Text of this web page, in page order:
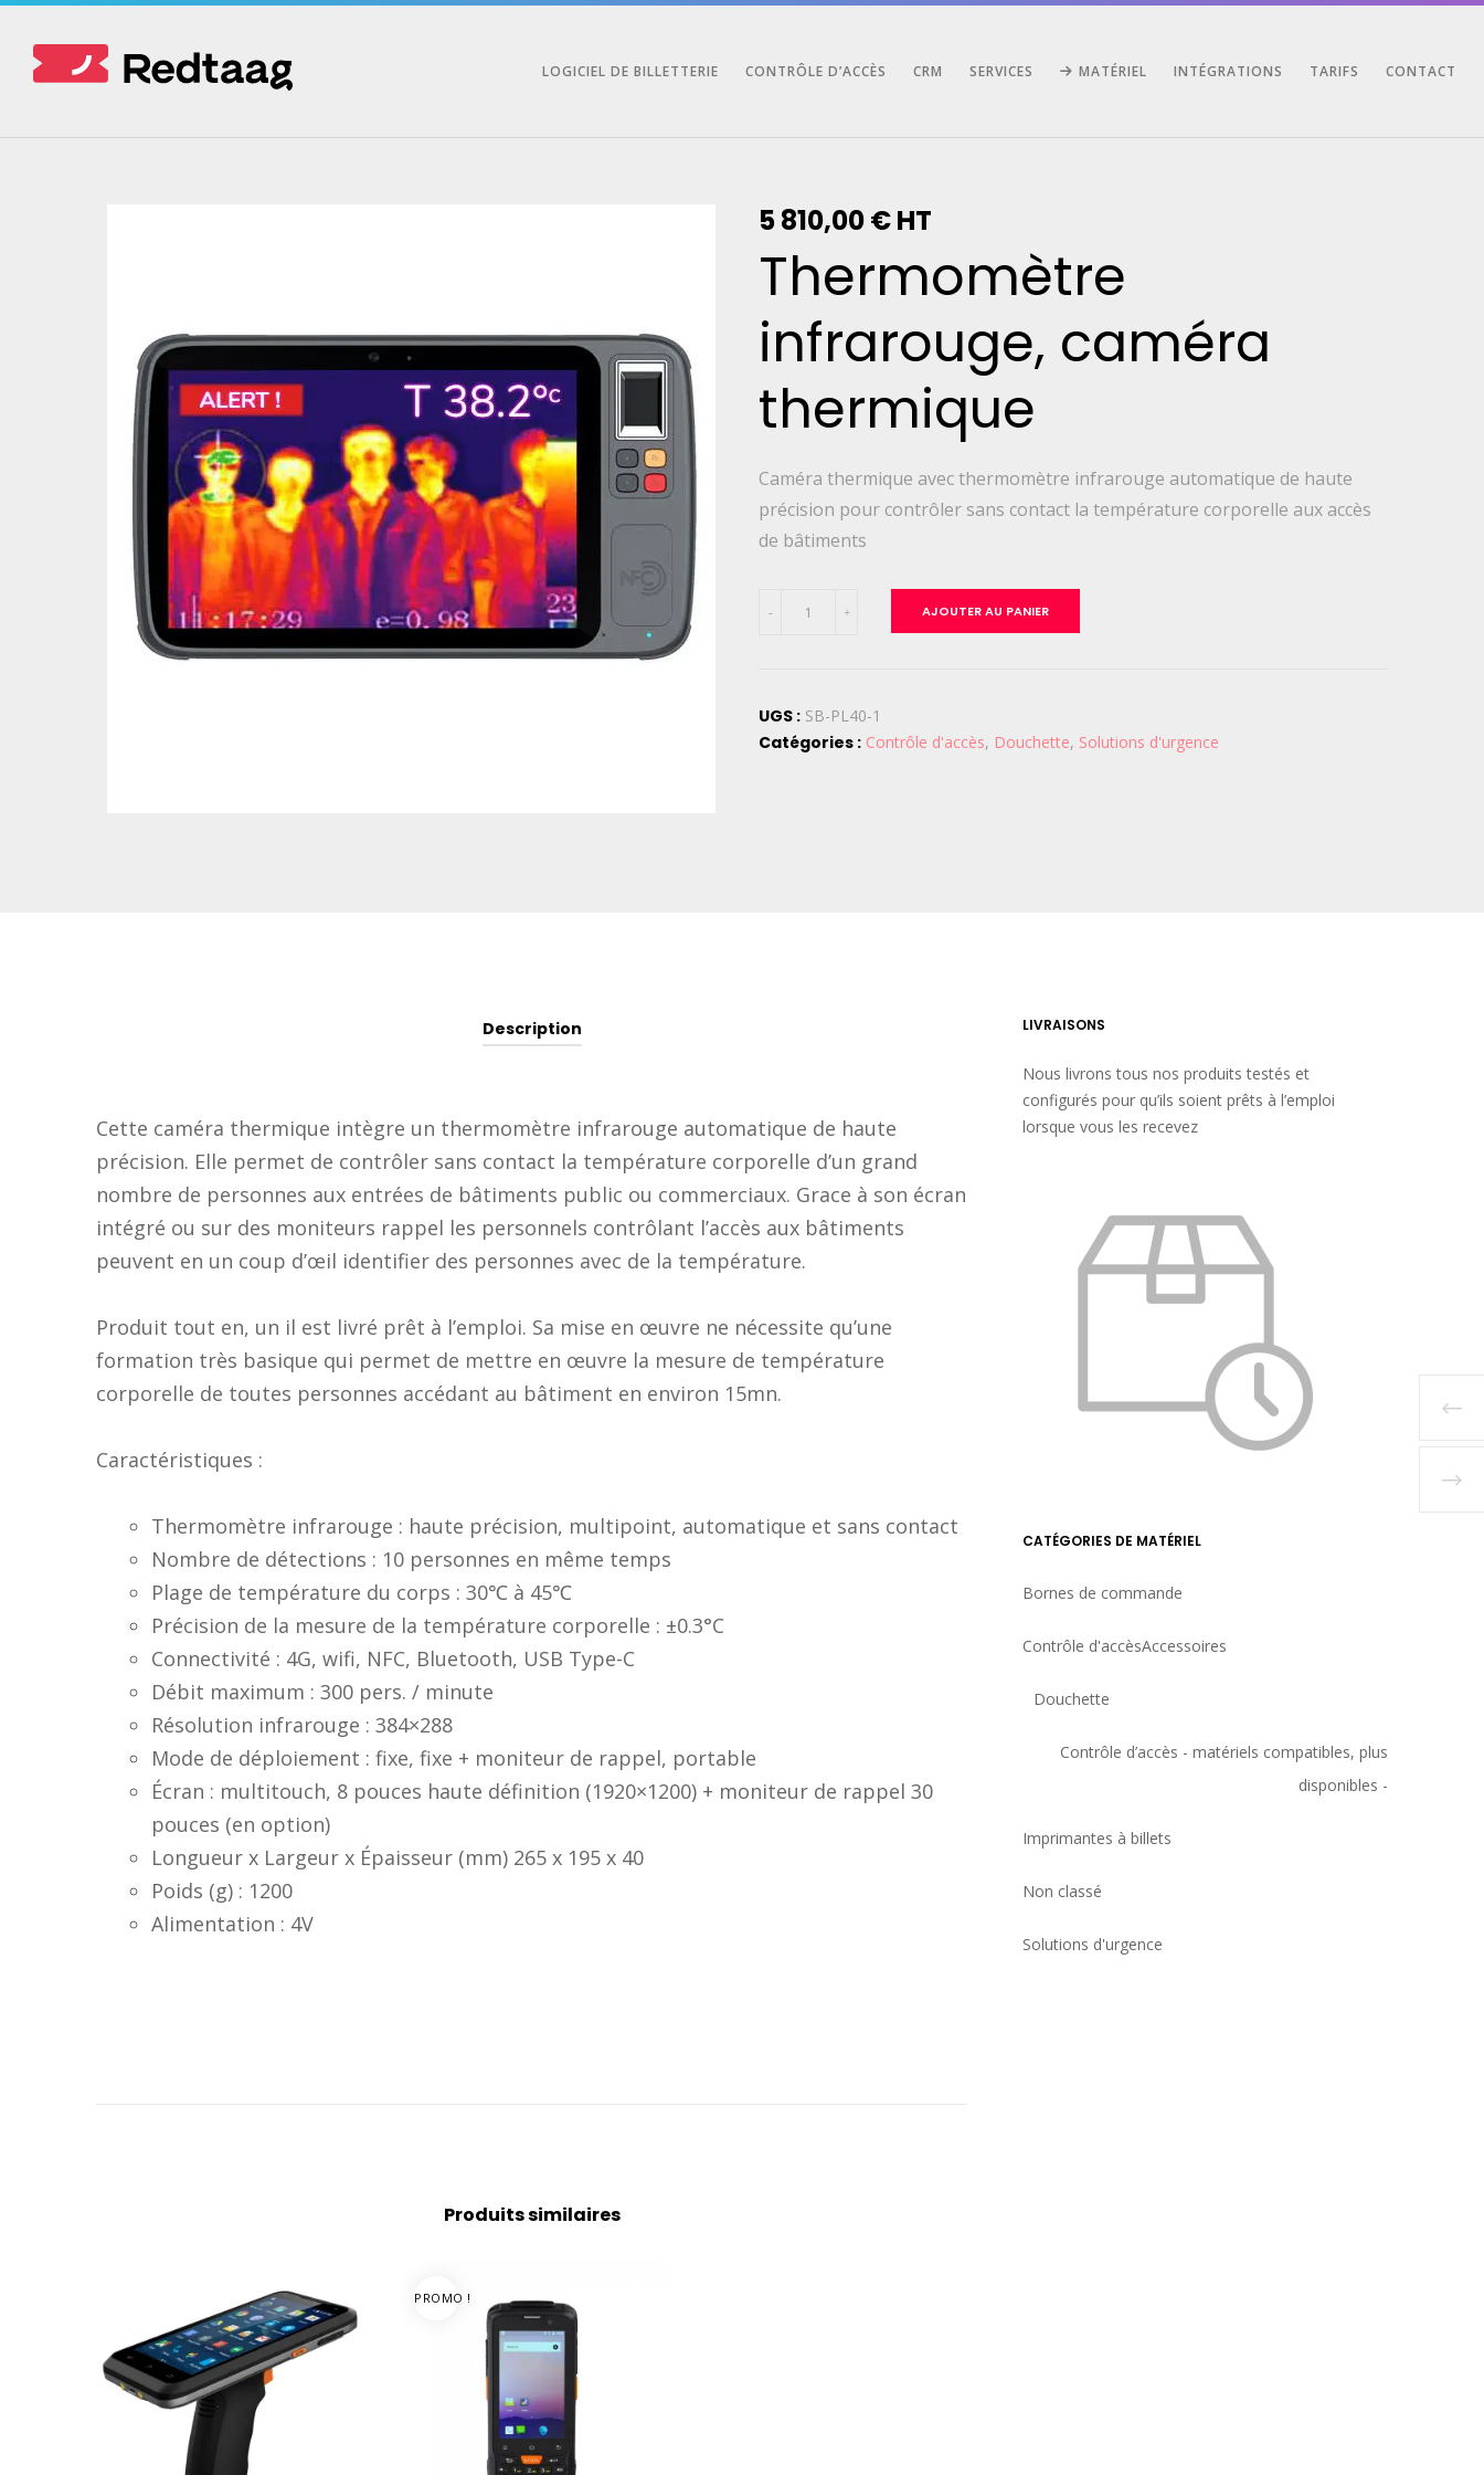
LOGICIEL DE BILLETTERIE CONTRÔLE D’ACCÈS CRM SERVICES MATÉRIEL INTÉGRATIONS TARIFS CONTACT
5 810,00€HT
Thermomètre
infrarouge, caméra
thermique
Caméra thermique avec thermomètre infrarouge automatique de haute
précision pour contrôler sans contact la température corporelle aux accès
de bâtiments
caméra
thermique
- + AJOUTER AU PANIER
UGS : SB-PL40-1
Catégories : Contrôle d'accès, Douchette, Solutions d'urgence
Description
Cette caméra thermique intègre un thermomètre infrarouge automatique de haute
précision. Elle permet de contrôler sans contact la température corporelle d’un grand
nombre de personnes aux entrées de bâtiments public ou commerciaux. Grace à son écran
intégré ou sur des moniteurs rappel les personnels contrôlant l’accès aux bâtiments
peuvent en un coup d’œil identifier des personnes avec de la température.
Produit tout en, un il est livré prêt à l’emploi. Sa mise en œuvre ne nécessite qu’une
formation très basique qui permet de mettre en œuvre la mesure de température
corporelle de toutes personnes accédant au bâtiment en environ 15mn.
Caractéristiques :
Thermomètre infrarouge : haute précision, multipoint, automatique et sans contact
Nombre de détections : 10 personnes en même temps
Plage de température du corps : 30℃ à 45℃
Précision de la mesure de la température corporelle : ±0.3°C
Connectivité : 4G, wifi, NFC, Bluetooth, USB Type-C
Débit maximum : 300 pers. / minute
Résolution infrarouge : 384×288
Mode de déploiement : fixe, fixe + moniteur de rappel, portable
Écran : multitouch, 8 pouces haute définition (1920×1200) + moniteur de rappel 30
pouces (en option)
Longueur x Largeur x Épaisseur (mm) 265 x 195 x 40
Poids (g) : 1200
Alimentation : 4V
Produits similaires
PROMO !
LIVRAISONS
Nous livrons tous nos produits testés et
configurés pour qu’ils soient prêts à l’emploi
lorsque vous les recevez
CATÉGORIES DE MATÉRIEL
Bornes de commande
Contrôle d'accèsAccessoires
Douchette
Contrôle d’accès - matériels compatibles, plus
disponibles -
Imprimantes à billets
Non classé
Solutions d'urgence